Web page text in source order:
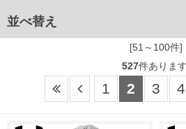
並べ替え
[51～100件]
527件あります
1 2 3 4